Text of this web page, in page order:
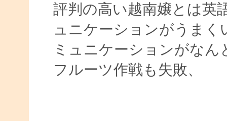
評判の高い越南嬢とは英
ュニケーションがうまく
ミュニケーションがな
フルーツ作戦も失敗、